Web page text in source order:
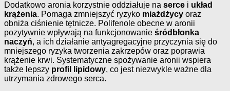
Dodatkowo aronia korzystnie oddziałuje na serce i układ
krążenia. Pomaga zmniejszyć ryzyko miażdżycy oraz
obniża ciśnienie tętnicze. Polifenole obecne w aronii
pozytywnie wpływają na funkcjonowanie śródbłonka
naczyń, a ich działanie antyagregacyjne przyczynia się do
mniejszego ryzyka tworzenia zakrzepów oraz poprawia
krążenie krwi. Systematyczne spożywanie aronii wspiera
także lepszy profil lipidowy, co jest niezwykle ważne dla
utrzymania zdrowego serca.